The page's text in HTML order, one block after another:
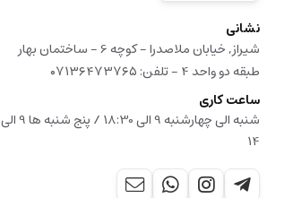
نشانی
شیراز, خیابان ملاصدرا - کوچه 6 - ساختمان بهار
طبقه دو واحد 4 - تلفن: ۰۷۱۳۶۴۷۳۷۶۵
ساعت کاری
شنبه الی چهارشنبه 9 الی 18:30 / پنج شنبه ها 9 الی
14